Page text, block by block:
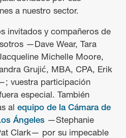
a nuestro sector.
invitados y compañeros de
—Dave Wear, Tara
Michelle Moore,
Grujić, MBA, CPA, Erik
vuestra participación
especial. También
al equipo de la Cámara de
Ángeles —Stephanie
Clark— por su impecable